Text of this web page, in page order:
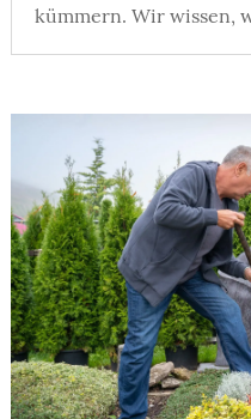
kümmern. Wir wissen,